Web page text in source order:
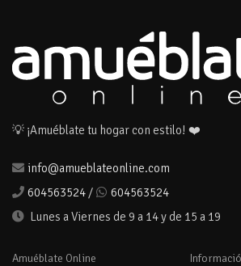
💡 ¡Amuéblate tu hogar con estilo! ❤️
info@amueblateonline.com
604563524 /
604563524
Lunes a Viernes de 9 a 14 y de 15 a 19
Amuéblate Online